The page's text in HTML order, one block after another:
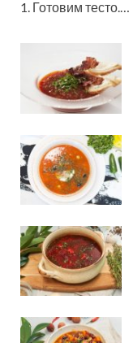
1. Готовим тесто.…